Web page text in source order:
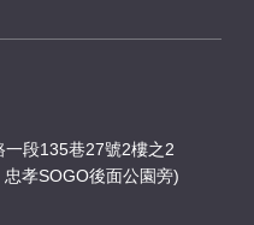
一段135巷27號2樓之2
孝SOGO後面公園旁)